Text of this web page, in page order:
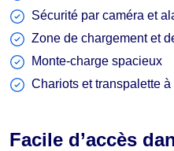
Sécurité par caméra et
Zone de chargement et
Monte-charge spacieux
Chariots et transpalette
Facile d’accès